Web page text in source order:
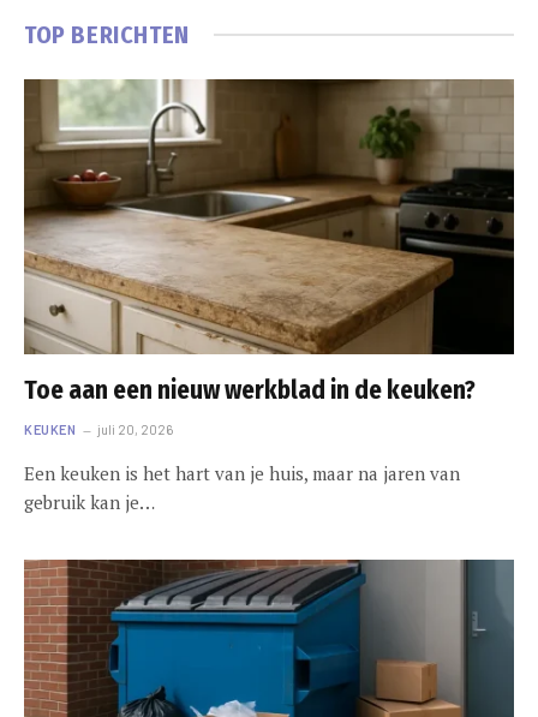
TOP BERICHTEN
Toe aan een nieuw werkblad in de keuken?
KEUKEN juli 20, 2026
Een keuken is het hart van je huis, maar na jaren van
gebruik kan je…